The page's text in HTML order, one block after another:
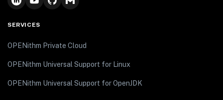
SERVICES
OPENithm Private Cloud
OPENithm Universal Support for Linux
OPENithm Universal Support for OpenJDK